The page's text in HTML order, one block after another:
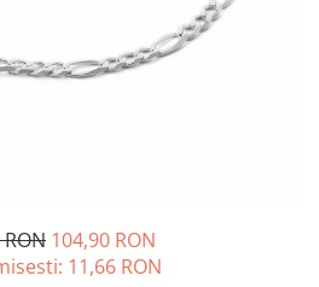
104,90 RON
11,66 RON